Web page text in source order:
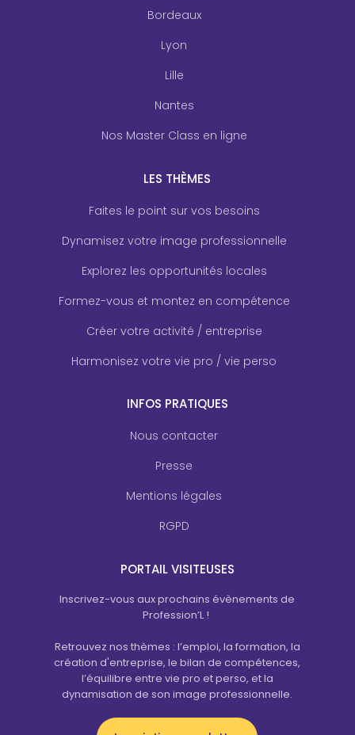
Bordeaux
Lyon
Lille
Nantes
Nos Master Class en ligne
LES THÈMES
Faites le point sur vos besoins
Dynamisez votre image professionnelle
Explorez les opportunités locales
Formez-vous et montez en compétence
Créer votre activité / entreprise
Harmonisez votre vie pro / vie perso
INFOS PRATIQUES
Nous contacter
Presse
Mentions légales
RGPD
PORTAIL VISITEUSES
Inscrivez-vous aux prochains évènements de
Profession’L !
Retrouvez nos thèmes : l’emploi, la formation, la
création d'entreprise, le bilan de compétences,
l’équilibre entre vie pro et perso, et la
dynamisation de son image professionnelle.